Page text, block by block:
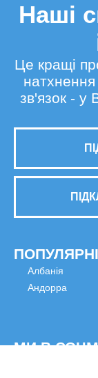
Наші
Це кращі
зв'язок - у
Албанія
Андорра
МИ В